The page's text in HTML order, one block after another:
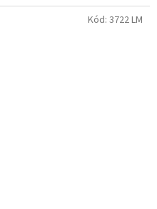
Kód: 3722 LM